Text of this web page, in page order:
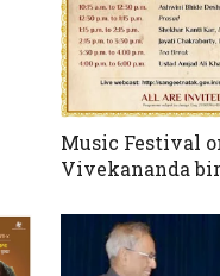
Music Festival
Vivekananda